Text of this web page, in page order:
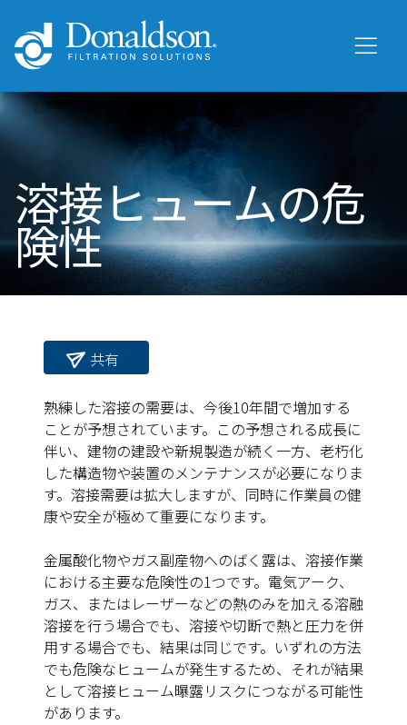
溶接ヒュームの危
険性
共有
熟練した溶接の需要は、今後10年間で増加する
ことが予想されています。この予想される成長に
伴い、建物の建設や新規製造が続く一方、老朽化
した構造物や装置のメンテナンスが必要になりま
す。溶接需要は拡大しますが、同時に作業員の健
康や安全が極めて重要になります。
金属酸化物やガス副産物へのばく露は、溶接作業
における主要な危険性の1つです。電気アーク、
ガス、またはレーザーなどの熱のみを加える溶融
溶接を行う場合でも、溶接や切断で熱と圧力を併
用する場合でも、結果は同じです。いずれの方法
でも危険なヒュームが発生するため、それが結果
として溶接ヒューム曝露リスクにつながる可能性
があります。